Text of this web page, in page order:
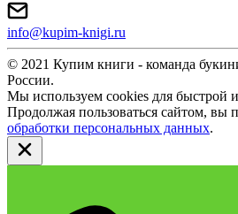
info@kupim-knigi.ru
© 2021 Купим книги - команда
России.
Мы используем cookies для быстрой
Продолжая пользоваться сайтом, вы
обработки персональных данных.